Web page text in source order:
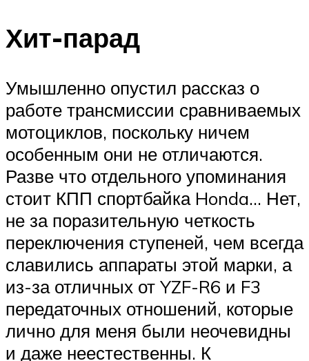
Хит-парад
Умышленно опустил рассказ о
работе трансмиссии сравниваемых
мотоциклов, поскольку ничем
особенным они не отличаются.
Разве что отдельного упоминания
стоит КПП спортбайка Honda… Нет,
не за поразительную четкость
переключения ступеней, чем всегда
славились аппараты этой марки, а
из-за отличных от YZF-R6 и F3
передаточных отношений, которые
лично для меня были неочевидны
и даже неестественны. К